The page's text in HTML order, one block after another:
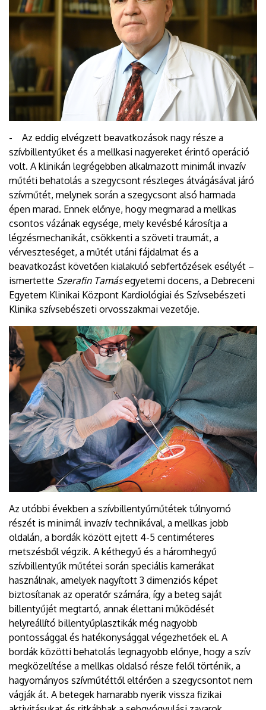
- Az eddig elvégzett beavatkozások nagy része a
szívbillentyűket és a mellkasi nagyereket érintő operáció
volt. A klinikán legrégebben alkalmazott minimál invazív
műtéti behatolás a szegycsont részleges átvágásával járó
szívműtét, melynek során a szegycsont alsó harmada
épen marad. Ennek előnye, hogy megmarad a mellkas
csontos vázának egysége, mely kevésbé károsítja a
légzésmechanikát, csökkenti a szöveti traumát, a
vérveszteséget, a műtét utáni fájdalmat és a
beavatkozást követően kialakuló sebfertőzések esélyét –
ismertette Szerafin Tamásegyetemi docens, a Debreceni
Egyetem Klinikai Központ Kardiológiai és Szívsebészeti
Klinika szívsebészeti orvosszakmai vezetője.
Az utóbbi években a szívbillentyűműtétek túlnyomó
részét is minimál invazív technikával, a mellkas jobb
oldalán, a bordák között ejtett 4-5 centiméteres
metszésből végzik. A kéthegyű és a háromhegyű
szívbillentyűk műtétei során speciális kamerákat
használnak, amelyek nagyított 3 dimenziós képet
biztosítanak az operatőr számára, így a beteg saját
billentyűjét megtartó, annak élettani működését
helyreállító billentyűplasztikák még nagyobb
pontossággal és hatékonysággal végezhetőek el. A
bordák közötti behatolás legnagyobb előnye, hogy a szív
megközelítése a mellkas oldalsó része felől történik, a
hagyományos szívműtéttől eltérően a szegycsontot nem
vágják át. A betegek hamarabb nyerik vissza fizikai